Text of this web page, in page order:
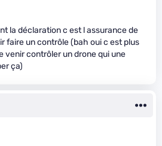
la déclaration c est l assurance de
faire un contrôle (bah oui c est plus
venir contrôler un drone qui une
ça)